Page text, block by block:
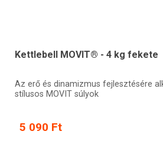
Kettlebell MOVIT® - 4 kg fekete
Az erő és dinamizmus fejlesztésére
stílusos MOVIT súlyok
5 090 Ft